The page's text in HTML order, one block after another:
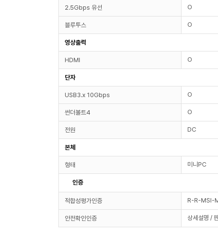
2.5Gbps 유선 O
블루투스 O
영상출력
HDMI O
단자
USB3.x 10Gbps O
썬더볼트4 O
전원 DC
본체
형태 미니PC
인증
적합성평가인증 R-R-MSI-
안전확인인증 상세설명 /